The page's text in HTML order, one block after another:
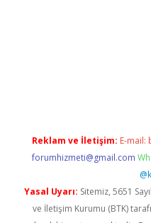
Reklam ve İletişim: E-mail:
forumhizmeti@gmail.com
Yasal Uyarı: Sitemiz, 5651
ve İletişim Kurumu (BTK)